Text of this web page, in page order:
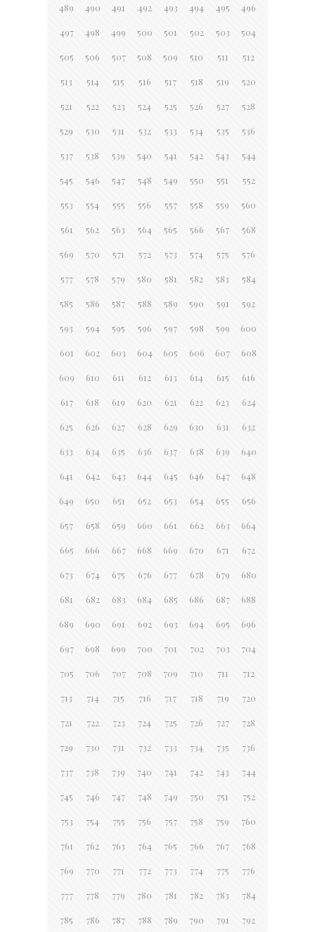
489 490 491 492 493 494 495 496
497 498 499 500 501 502 503 504
505 506 507 508 509 510 511 512
513 514 515 516 517 518 519 520
521 522 523 524 525 526 527 528
529 530 531 532 533 534 535 536
537 538 539 540 541 542 543 544
545 546 547 548 549 550 551 552
553 554 555 556 557 558 559 560
561 562 563 564 565 566 567 568
569 570 571 572 573 574 575 576
577 578 579 580 581 582 583 584
585 586 587 588 589 590 591 592
593 594 595 596 597 598 599 600
601 602 603 604 605 606 607 608
609 610 611 612 613 614 615 616
617 618 619 620 621 622 623 624
625 626 627 628 629 630 631 632
633 634 635 636 637 638 639 640
641 642 643 644 645 646 647 648
649 650 651 652 653 654 655 656
657 658 659 660 661 662 663 664
665 666 667 668 669 670 671 672
673 674 675 676 677 678 679 680
681 682 683 684 685 686 687 688
689 690 691 692 693 694 695 696
697 698 699 700 701 702 703 704
705 706 707 708 709 710 711 712
713 714 715 716 717 718 719 720
721 722 723 724 725 726 727 728
729 730 731 732 733 734 735 736
737 738 739 740 741 742 743 744
745 746 747 748 749 750 751 752
753 754 755 756 757 758 759 760
761 762 763 764 765 766 767 768
769 770 771 772 773 774 775 776
777 778 779 780 781 782 783 784
785 786 787 788 789 790 791 792